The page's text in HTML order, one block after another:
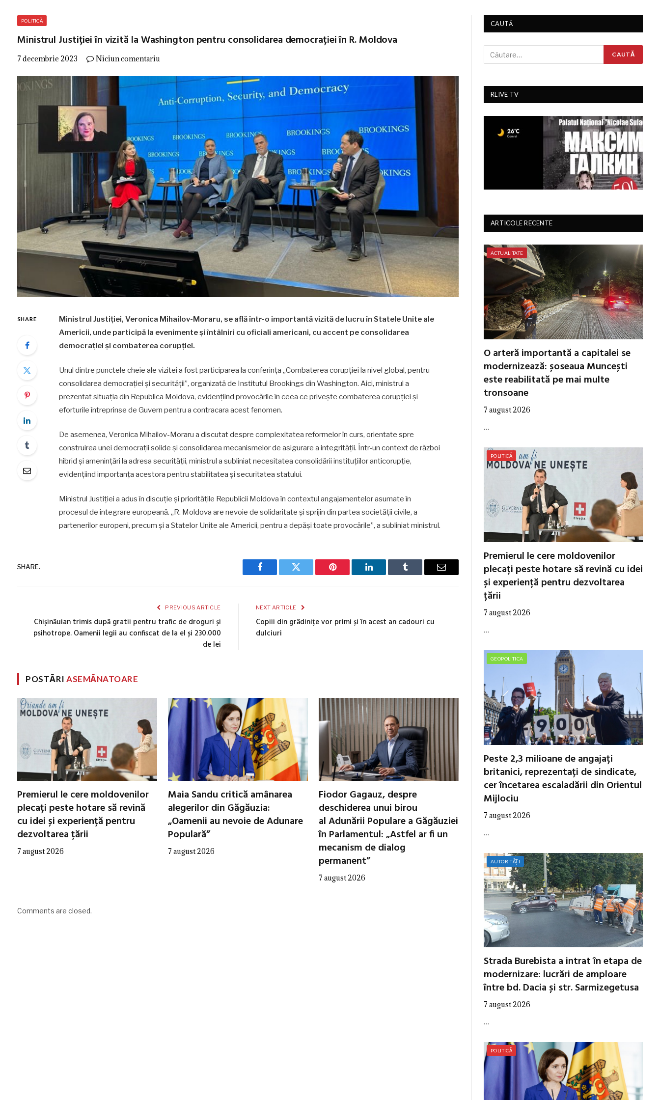
POLITICĂ
Ministrul Justiției în vizită la Washington pentru consolidarea democrației în R. Moldova
7 decembrie 2023 Niciun comentariu
SHARE
Ministrul Justiției, Veronica Mihailov-Moraru, se află într-o importantă vizită de lucru în Statele Unite ale
Americii, unde participă la evenimente și întâlniri cu oficiali americani, cu accent pe consolidarea
democrației și combaterea corupției.
Unul dintre punctele cheie ale vizitei a fost participarea la conferința „Combaterea corupției la nivel global, pentru
consolidarea democrației și securității”, organizată de Institutul Brookings din Washington. Aici, ministrul a
prezentat situația din Republica Moldova, evidențiind provocările în ceea ce privește combaterea corupției și
eforturile întreprinse de Guvern pentru a contracara acest fenomen.
De asemenea, Veronica Mihailov-Moraru a discutat despre complexitatea reformelor în curs, orientate spre
construirea unei democrații solide și consolidarea mecanismelor de asigurare a integrității. Într-un context de război
hibrid și amenințări la adresa securității, ministrul a subliniat necesitatea consolidării instituțiilor anticorupție,
evidențiind importanța acestora pentru stabilitatea și securitatea statului.
Ministrul Justiției a adus în discuție și prioritățile Republicii Moldova în contextul angajamentelor asumate în
procesul de integrare europeană. „R. Moldova are nevoie de solidaritate și sprijin din partea societății civile, a
partenerilor europeni, precum și a Statelor Unite ale Americii, pentru a depăși toate provocările”, a subliniat ministrul.
SHARE.
Facebook Twitter Pinterest LinkedIn Tumblr Email
PREVIOUS ARTICLE
Chișinăuian trimis după gratii pentru trafic de droguri și
psihotrope. Oamenii legii au confiscat de la el și 230.000
de lei
NEXT ARTICLE
Copiii din grădinițe vor primi și în acest an cadouri cu
dulciuri
POSTĂRIASEMĂNATOARE
Premierul le cere moldovenilor
plecați peste hotare să revină
cu idei și experiență pentru
dezvoltarea țării
7 august 2026
Maia Sandu critică amânarea
alegerilor din Găgăuzia:
„Oamenii au nevoie de Adunare
Populară”
7 august 2026
Fiodor Gagauz, despre
deschiderea unui birou
al Adunării Populare a Găgăuziei
în Parlamentul: „Astfel ar fi un
mecanism de dialog
permanent”
7 august 2026
Comments are closed.
CAUTĂ
RLIVE TV
ARTICOLE RECENTE
ACTUALITATE
O arteră importantă a capitalei se
modernizează: șoseaua Muncești
este reabilitată pe mai multe
tronsoane
7 august 2026
…
POLITICĂ
Premierul le cere moldovenilor
plecați peste hotare să revină cu idei
și experiență pentru dezvoltarea
țării
7 august 2026
…
GEOPOLITICA
Peste 2,3 milioane de angajați
britanici, reprezentați de sindicate,
cer încetarea escaladării din Orientul
Mijlociu
7 august 2026
…
AUTORITĂȚI
Strada Burebista a intrat în etapa de
modernizare: lucrări de amploare
între bd. Dacia și str. Sarmizegetusa
7 august 2026
…
POLITICĂ